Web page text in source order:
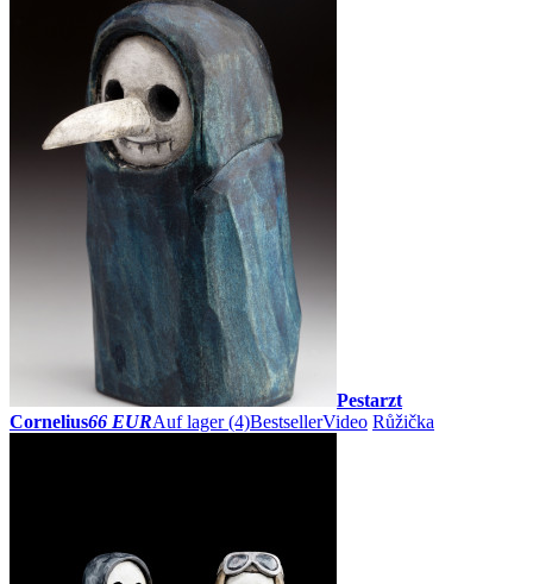
Pestarzt
Cornelius66 EURAuf lager (4)BestsellerVideo Růžička